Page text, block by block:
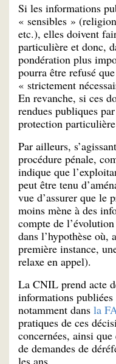
Si les informations
« sensibles »
etc.), elles doivent
particulière et donc,
pondération plus
pourra être refusé
« strictement
En revanche, si ces
rendues publiques
protection
Par ailleurs,
procédure pénale,
indique que
peut être tenu
vue d’assurer que le
moins mène à des
compte de
dans l’hypothèse où,
première instance,
relaxe en appel).
La CNIL prend acte
informations
notamment dans la
pratiques de ces
concernées, ainsi
de demandes de
les ans.